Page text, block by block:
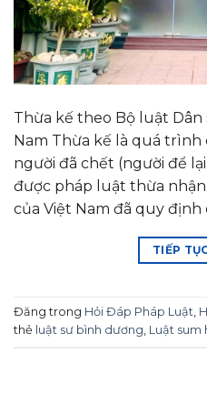
Thừa kế theo Bộ luật Dân
Nam Thừa kế là quá trình
người đã chết (người để
được pháp luật thừa
của Việt Nam đã quy định
TIẾP
Đăng trong Hỏi Đáp Pháp Luật,
thẻ luật sư bình dương, Luật sum